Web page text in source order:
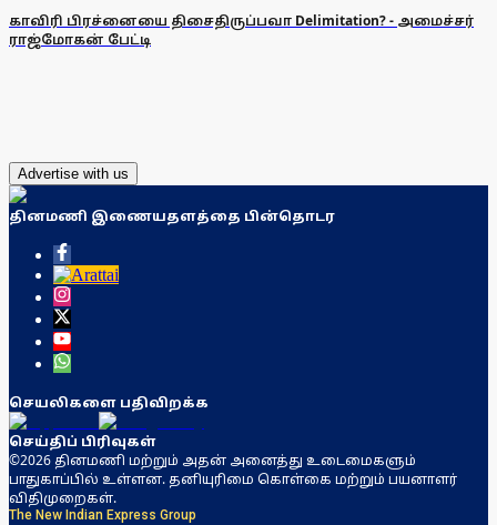
காவிரி பிரச்னையை திசைதிருப்பவா Delimitation? - அமைச்சர்
ராஜ்மோகன் பேட்டி
Advertise with us
தினமணி இணையதளத்தை பின்தொடர
செயலிகளை பதிவிறக்க
செய்திப் பிரிவுகள்
©2026 தினமணி மற்றும் அதன் அனைத்து உடைமைகளும்
பாதுகாப்பில் உள்ளன. தனியுரிமை கொள்கை மற்றும் பயனாளர்
விதிமுறைகள்.
The New Indian Express Group